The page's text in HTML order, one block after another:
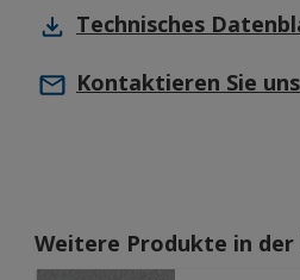
Technisches
Kontaktieren Sie uns
Weitere Produkte in